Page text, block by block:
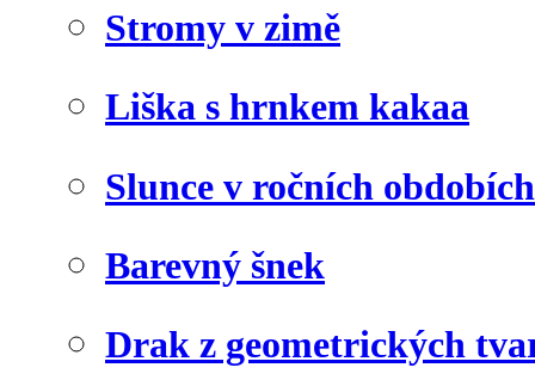
Stromy v zimě
Liška s hrnkem kakaa
Slunce v ročních obdobích
Barevný šnek
Drak z geometrických